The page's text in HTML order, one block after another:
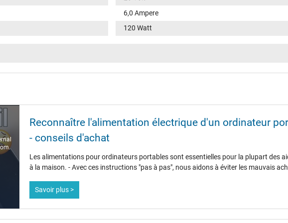
6,0 Ampere
120 Watt
11,0 mm
1.75 m
Reconnaître l'alimentation électrique d'un ordinateur
- conseils d'achat
Les alimentations pour ordinateurs portables sont essentielles pour la plupart des
à la maison. - Avec ces instructions "pas à pas", nous aidons à éviter les mauvais
Savoir plus >